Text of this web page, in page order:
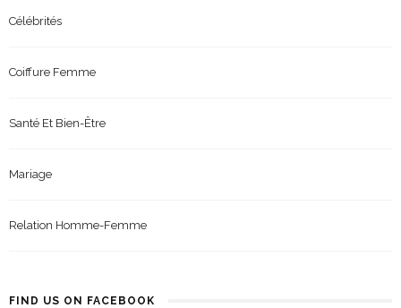
Célébrités
Coiffure Femme
Santé Et Bien-Être
Mariage
Relation Homme-Femme
FIND US ON FACEBOOK